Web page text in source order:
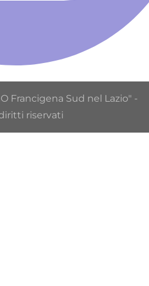
Francigena Sud nel Lazio" -
riservati